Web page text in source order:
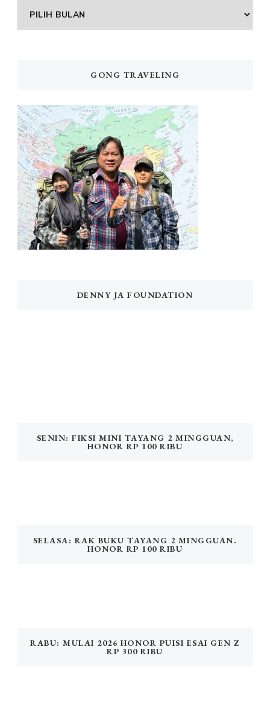
Arsip
GONG TRAVELING
DENNY JA FOUNDATION
SENIN: FIKSI MINI TAYANG 2 MINGGUAN,
HONOR RP 100 RIBU
SELASA: RAK BUKU TAYANG 2 MINGGUAN.
HONOR RP 100 RIBU
RABU: MULAI 2026 HONOR PUISI ESAI GEN Z
RP 300 RIBU